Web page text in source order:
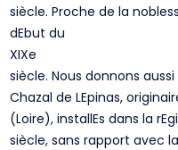
siècle. Proche de la
dEbut du
XIXe
siècle. Nous donnons
Chazal de LEpinas,
(Loire), installEs dans la
siècle, sans rapport avec